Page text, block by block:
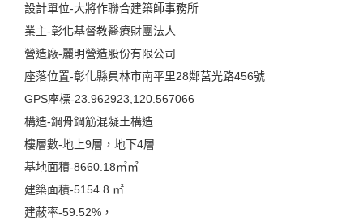
設計單位-大將作聯合建築師事務所
業主-彰化基督教醫療財團法人
營造廠-麗明營造股份有限公司
座落位置-彰化縣員林市南平里28鄰莒光路456號
GPS座標-23.962923,120.567066
構造-鋼骨鋼筋混凝土構造
樓層數-地上9層，地下4層
基地面積-8660.18㎡㎡
建築面積-5154.8 ㎡
建蔽率-59.52%，